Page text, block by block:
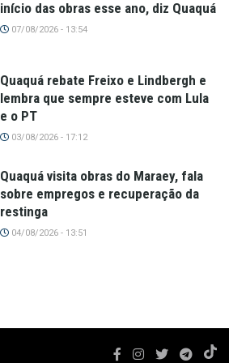
início das obras esse ano, diz Quaquá
07/08/2026 - 13:54
Quaquá rebate Freixo e Lindbergh e
lembra que sempre esteve com Lula
e o PT
03/08/2026 - 17:12
Quaquá visita obras do Maraey, fala
sobre empregos e recuperação da
restinga
04/08/2026 - 13:51